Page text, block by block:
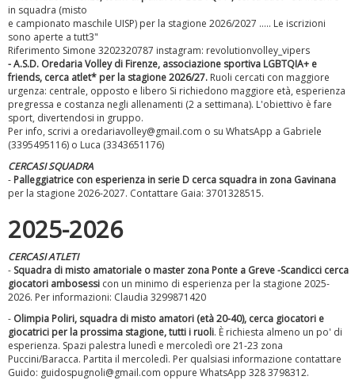
Ddl Lobby, Uisp: “Il Parlamento valorizzi le nostre specificità"
in squadra (misto
e campionato maschile UISP) per la stagione 2026/2027 ..... Le iscrizioni
sono aperte a tutt3"
Riferimento Simone 3202320787 instagram: revolutionvolley_vipers
- A.S.D. Oredaria Volley di Firenze, associazione sportiva LGBTQIA+ e
friends, cerca atlet* per la stagione 2026/27. Ruoli cercati con maggiore
urgenza: centrale, opposto e libero Si richiedono maggiore età, esperienza
pregressa e costanza negli allenamenti (2 a settimana). L'obiettivo è fare
sport, divertendosi in gruppo.
Per info, scrivi a oredariavolley@gmail.com o su WhatsApp a Gabriele
(3395495116) o Luca (3343651176)
CERCASI SQUADRA
- Palleggiatrice con esperienza in serie D cerca squadra in zona Gavinana
per la stagione 2026-2027. Contattare Gaia: 3701328515.
2025-2026
CERCASI ATLETI
- Squadra di misto amatoriale o master zona Ponte a Greve -Scandicci cerca
giocatori ambosessi con un minimo di esperienza per la stagione 2025-
2026. Per informazioni: Claudia 3299871420
- Olimpia Poliri, squadra di misto amatori (età 20-40), cerca giocatori e
giocatrici per la prossima stagione, tutti i ruoli. È richiesta almeno un po' di
esperienza. Spazi palestra lunedì e mercoledì ore 21-23 zona
Puccini/Baracca. Partita il mercoledì. Per qualsiasi informazione contattare
Guido: guidospugnoli@gmail.com oppure WhatsApp 328 3798312.